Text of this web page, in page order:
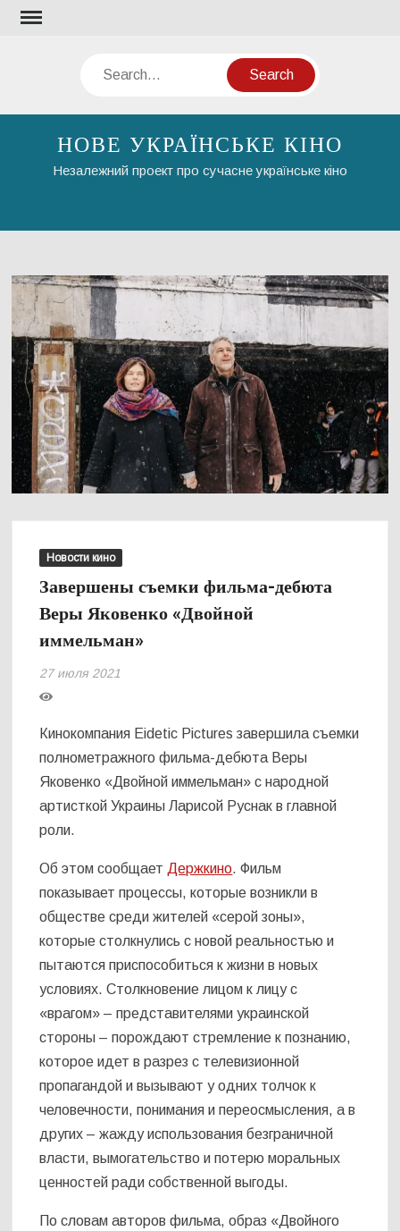
Skip
Search
НОВЕ УКРАЇНСЬКЕ КІНО
Незалежний проект про сучасне українське кіно
Новости кино
Завершены съемки фильма-дебюта
Веры Яковенко «Двойной
иммельман»
27 июля 2021
Кинокомпания Eidetic Pictures завершила съемки
полнометражного фильма-дебюта Веры
Яковенко «Двойной иммельман» с народной
артисткой Украины Ларисой Руснак в главной
роли.
Об этом сообщает Держкино. Фильм
показывает процессы, которые возникли в
обществе среди жителей «серой зоны»,
которые столкнулись с новой реальностью и
пытаются приспособиться к жизни в новых
условиях. Столкновение лицом к лицу с
«врагом» – представителями украинской
стороны – порождают стремление к познанию,
которое идет в разрез с телевизионной
пропагандой и вызывают у одних толчок к
человечности, понимания и переосмысления, а в
других – жажду использования безграничной
власти, вымогательство и потерю моральных
ценностей ради собственной выгоды.
По словам авторов фильма, образ «Двойного